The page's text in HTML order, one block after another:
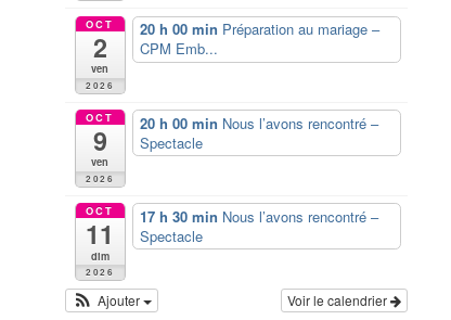
OCT
2
ven
2026
20 h 00 min Préparation au mariage –
CPM Emb...
OCT
9
ven
2026
20 h 00 min Nous l’avons rencontré –
Spectacle
OCT
11
dim
2026
17 h 30 min Nous l’avons rencontré –
Spectacle
Voir le calendrier
Ajouter